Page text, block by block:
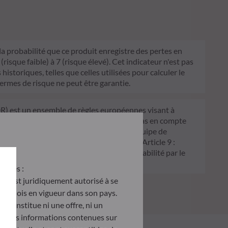
probabilité que ce produit enregistre des pertes en
faible) à 7 (risque élevé). Cet indicateur n'est pas
telles que celles utilisées pour calculer le
de risque ne peut être garantie.
est un ensemble de règles européennes visant à
6 : L'équipe de gestion ne prend pas en compte
d'investissement. Article 8 : L'équipe de
de décision d'investissement. Article 9 :
écologique, et traite les risques de durabilité par le
:
est juridiquement autorisé à se
lois en vigueur dans son pays.
constitue ni une offre, ni un
Les informations contenues sur